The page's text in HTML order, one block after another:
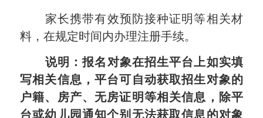
家长携带有效预防接种证明等相关材
料，在规定时间内办理注册手续。
说明：报名对象在招生平台上如实填
写相关信息，平台可自动获取招生对象的
户籍、房产、无房证明等相关信息 ，除平
台或幼儿园通知个别 无法获取信息的对象